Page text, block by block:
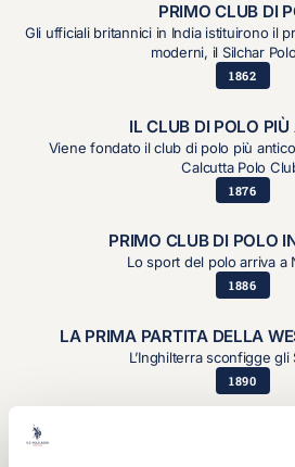
PRIMO CLUB DI
Gli ufficiali britannici in India istituirono il
moderni, il Silchar
1862
IL CLUB DI POLO
Viene fondato il club di polo più
Calcutta Polo
1876
PRIMO CLUB DI POLO
Lo sport del polo arriva a
1886
LA PRIMA PARTITA DELLA
L’Inghilterra sconfigge gli
1890
NASCE LA UNITED STATE POLO
Creata con l’obiettivo di